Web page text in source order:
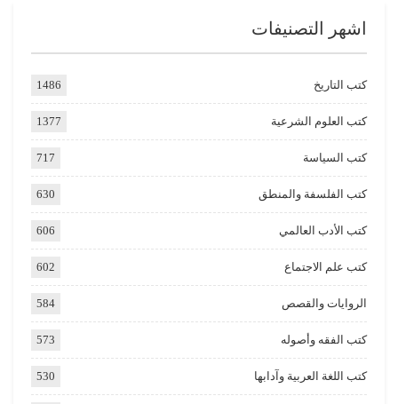
اشهر التصنيفات
كتب التاريخ 1486
كتب العلوم الشرعية 1377
كتب السياسة 717
كتب الفلسفة والمنطق 630
كتب الأدب العالمي 606
كتب علم الاجتماع 602
الروايات والقصص 584
كتب الفقه وأصوله 573
كتب اللغة العربية وآدابها 530